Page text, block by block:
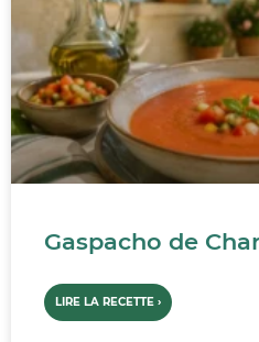
Gaspacho de
LIRE LA RECETTE ›